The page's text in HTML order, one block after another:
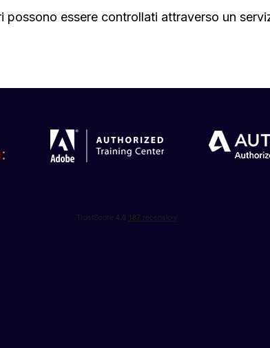
possono essere controllati attraverso un